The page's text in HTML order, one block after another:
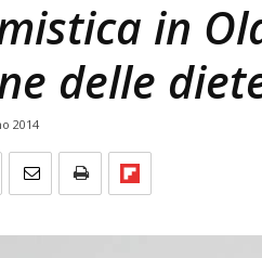
in
delle
2014